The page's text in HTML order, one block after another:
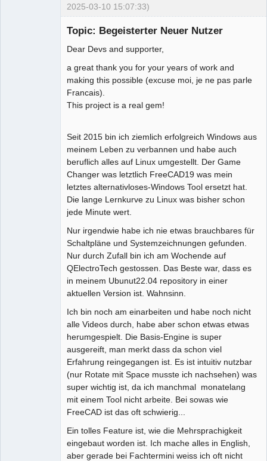
Manual 0.8_cs
Google_Search
2025-03-10 15:07:33)
Topic: Begeisterter Neuer Nutzer
Dear Devs and supporter,
a great thank you for your years of work and
making this possible (excuse moi, je ne pas parle
Francais).
This project is a real gem!
Seit 2015 bin ich ziemlich erfolgreich Windows aus
meinem Leben zu verbannen und habe auch
beruflich alles auf Linux umgestellt. Der Game
Changer was letztlich FreeCAD19 was mein
letztes alternativloses-Windows Tool ersetzt hat.
Die lange Lernkurve zu Linux was bisher schon
jede Minute wert.
Nur irgendwie habe ich nie etwas brauchbares für
Schaltpläne und Systemzeichnungen gefunden.
Nur durch Zufall bin ich am Wochende auf
QElectroTech gestossen. Das Beste war, dass es
in meinem Ubunut22.04 repository in einer
aktuellen Version ist. Wahnsinn.
Ich bin noch am einarbeiten und habe noch nicht
alle Videos durch, habe aber schon etwas etwas
herumgespielt. Die Basis-Engine is super
ausgereift, man merkt dass da schon viel
Erfahrung reingegangen ist. Es ist intuitiv nutzbar
(nur Rotate mit Space musste ich nachsehen) was
super wichtig ist, da ich manchmal monatelang
mit einem Tool nicht arbeite. Bei sowas wie
FreeCAD ist das oft schwierig...
Ein tolles Feature ist, wie die Mehrsprachigkeit
eingebaut worden ist. Ich mache alles in English,
aber gerade bei Fachtermini weiss ich oft nicht